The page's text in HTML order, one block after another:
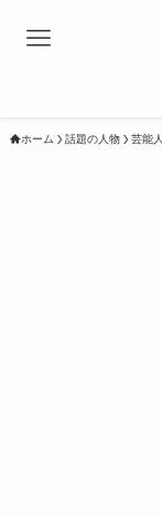
ホーム 話題の人物 芸能人